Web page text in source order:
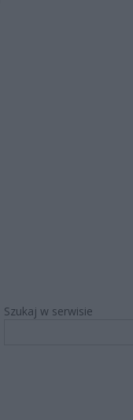
Szukaj w serwisie